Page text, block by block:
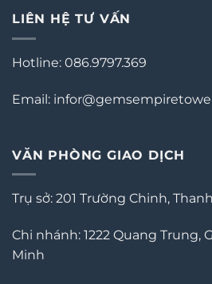
LIÊN HỆ TƯ VẤN
Hotline: 086.9797.369
Email:
VĂN PHÒNG GIAO DỊCH
Trụ sở: 201 Trường Chinh,
Chi nhánh: 1222 Quang Trung,
Minh